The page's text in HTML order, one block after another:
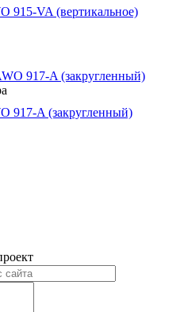
915-VA (вертикальное)
917-A (закругленный)